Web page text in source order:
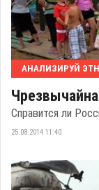
АНАЛИЗИРУЙ
Справится ли
25.08.2014 11:40